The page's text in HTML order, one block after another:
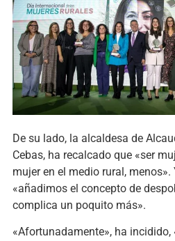
De su lado, la alcaldesa de
Cebas, ha recalcado que «ser
mujer en el medio rural,
«añadimos el concepto de
complica un poquito más».
«Afortunadamente», ha